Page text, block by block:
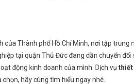
Thành phố Hồ Chí Minh, nơi tập trung
tại quận Thủ Đức đang dần chuyển đổi
động kinh doanh của mình. Dịch vụ thiết
hãy cùng tìm hiểu ngay nhé.